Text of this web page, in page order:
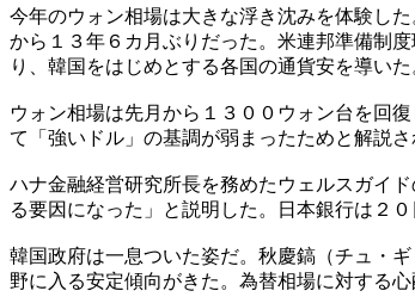
今年のウォン相場は大きな浮き沈みを体験し
から１３年６カ月ぶりだった。米連邦準備制
り、韓国をはじめとする各国の通貨安を導いた
ウォン相場は先月から１３００ウォン台を回
て「強いドル」の基調が弱まったためと解説さ
ハナ金融経営研究所長を務めたウェルスガイ
る要因になった」と説明した。日本銀行は２
韓国政府は一息ついた姿だ。秋慶鎬（チュ・
野に入る安定傾向がきた。為替相場に対する